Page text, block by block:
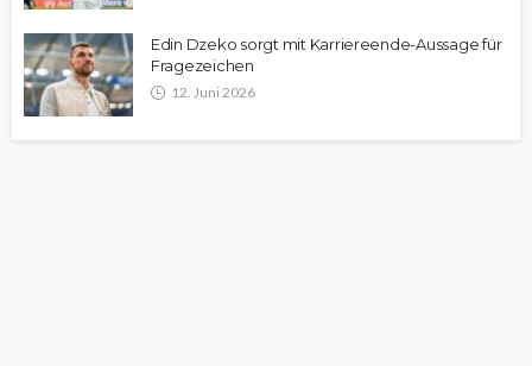
Edin Dzeko sorgt mit Karriereende-Aussage für
Fragezeichen
12. Juni 2026